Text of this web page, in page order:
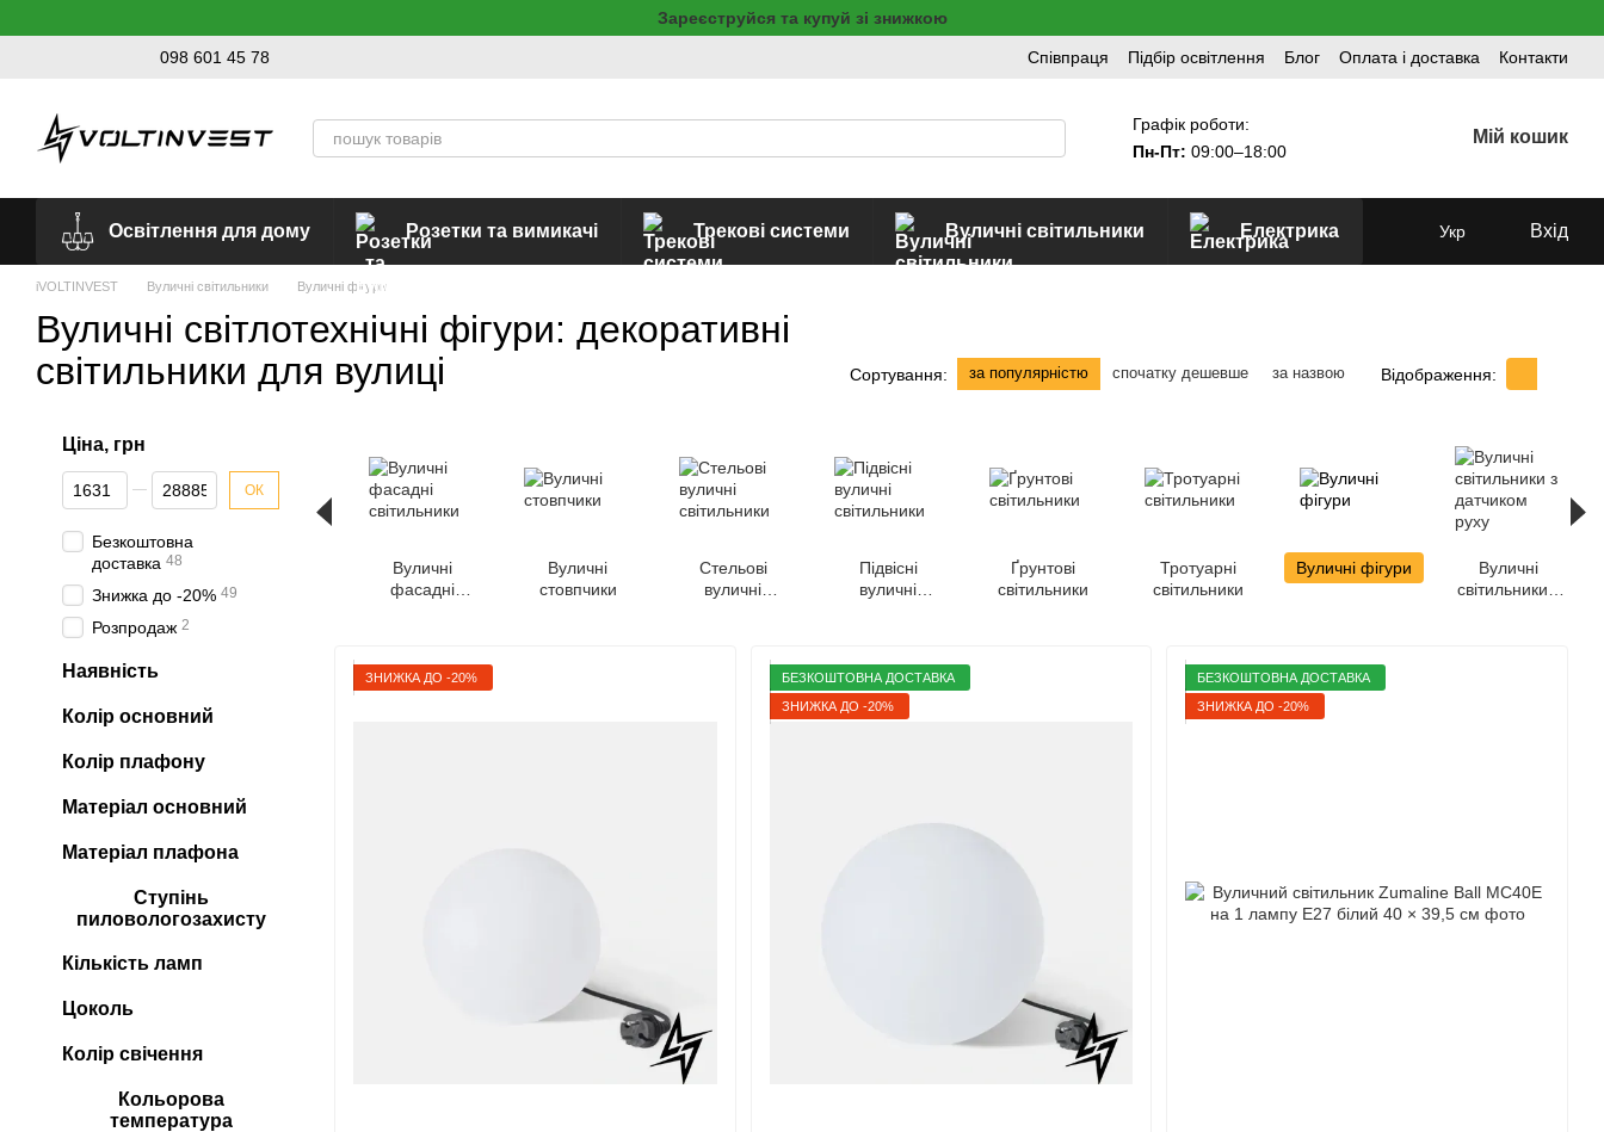
Зареєструйся та купуй зі знижкою
098 601 45 78 Співпраця Підбір освітлення Блог Оплата і доставка Контакти
Графік роботи:
Пн-Пт:09:00–18:00
Мій кошик
Освітлення для дому Розетки та вимикачі Трекові системи Вуличні світильники Електрика Укр Вхід
iVOLTINVEST Вуличні світильники Вуличні фігури
Вуличні світлотехнічні фігури: декоративні
світильники для вулиці
Сортування: за популярністю спочатку дешевше за назвою Відображення:
Вуличні
фасадні
Вуличні
стовпчики
Стельові
вуличні
Підвісні
вуличні
Ґрунтові
світильники
Тротуарні
світильники
Вуличні фігури
Вуличні
світильники з
ЗНИЖКА ДО -20%
БЕЗКОШТОВНА ДОСТАВКА
ЗНИЖКА ДО -20%
БЕЗКОШТОВНА ДОСТАВКА
ЗНИЖКА ДО -20%
Ціна, грн
Від Ціна, грн
До Ціна, грн ОК
Безкоштовна
доставка 48
Знижка до -20% 49
Розпродаж 2
Наявність
Колір основний
Колір плафону
Матеріал основний
Матеріал плафона
Ступінь
пиловологозахисту
Кількість ламп
Цоколь
Колір свічення
Кольорова
температура